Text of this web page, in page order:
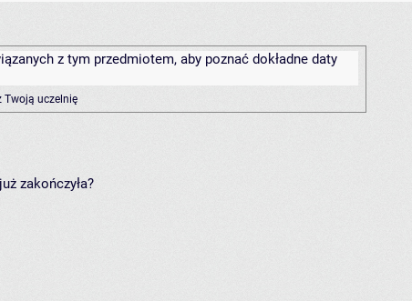
z tym przedmiotem, aby poznać dokładne daty
Twoją uczelnię
zakończyła?